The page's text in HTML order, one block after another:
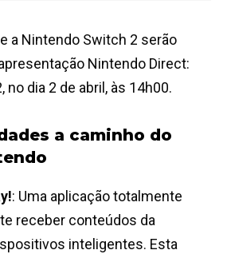
a Nintendo Switch 2 serão
Nintendo Direct:
dia 2 de abril, às 14h00.
a caminho do
: Uma aplicação totalmente
receber conteúdos da
inteligentes. Esta